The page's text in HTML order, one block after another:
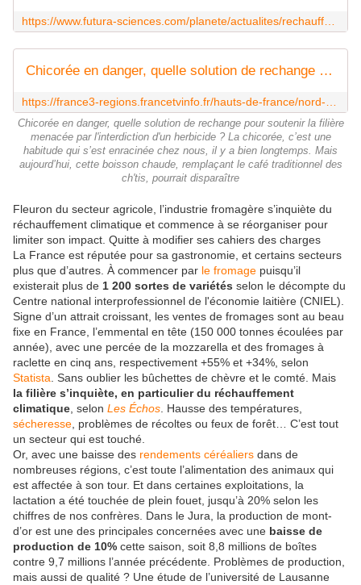
https://www.futura-sciences.com/planete/actualites/rechauffement-climatique-70-regions-vin-vont-devoir-arreter-leur-production-112580/
Chicorée en danger, quelle solution de rechange pour soutenir la filière menacée par l'interdiction d'un herbicide ?
https://france3-regions.francetvinfo.fr/hauts-de-france/nord-0/chicoree-en-danger-quelle-solution-de-rechange-pour-soutenir-la-filiere-menacee-par-l-interdiction-d-un-herbicide-2941353.html
Chicorée en danger, quelle solution de rechange pour soutenir la filière
menacée par l'interdiction d'un herbicide ? La chicorée, c’est une
habitude qui s’est enracinée chez nous, il y a bien longtemps. Mais
aujourd’hui, cette boisson chaude, remplaçant le café traditionnel des
ch'tis, pourrait disparaître
Fleuron du secteur agricole, l’industrie fromagère s’inquiète du
réchauffement climatique et commence à se réorganiser pour
limiter son impact. Quitte à modifier ses cahiers des charges
La France est réputée pour sa gastronomie, et certains secteurs
plus que d’autres. À commencer par le fromage puisqu’il
existerait plus de 1 200 sortes de variétés selon le décompte du
Centre national interprofessionnel de l'économie laitière (CNIEL).
Signe d’un attrait croissant, les ventes de fromages sont au beau
fixe en France, l’emmental en tête (150 000 tonnes écoulées par
année), avec une percée de la mozzarella et des fromages à
raclette en cinq ans, respectivement +55% et +34%, selon
Statista. Sans oublier les bûchettes de chèvre et le comté. Mais
la filière s’inquiète, en particulier du réchauffement
climatique, selon Les Échos. Hausse des températures,
sécheresse, problèmes de récoltes ou feux de forêt… C’est tout
un secteur qui est touché.
Or, avec une baisse des rendements céréaliers dans de
nombreuses régions, c’est toute l’alimentation des animaux qui
est affectée à son tour. Et dans certaines exploitations, la
lactation a été touchée de plein fouet, jusqu’à 20% selon les
chiffres de nos confrères. Dans le Jura, la production de mont-
d’or est une des principales concernées avec une baisse de
production de 10% cette saison, soit 8,8 millions de boîtes
contre 9,7 millions l’année précédente. Problèmes de production,
mais aussi de qualité ? Une étude de l’université de Lausanne